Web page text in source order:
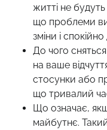
житті не
що проблеми
зміни і
До чого
на ваше
стосунки або
що тривалий
Що означає,
майбутнє.